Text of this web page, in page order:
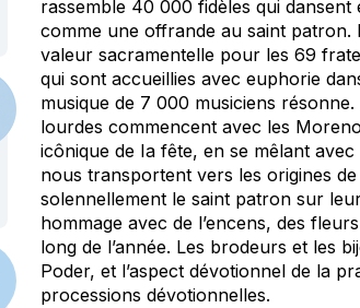
rassemble 40 000 fidèles qui dansent
comme une offrande au saint patron.
valeur sacramentelle pour les 69
qui sont accueillies avec euphorie
musique de 7 000 musiciens résonne.
lourdes commencent avec les
icônique de Ia fête, en se mêlant
nous transportent vers les origines
solennellement le saint patron sur
hommage avec de l’encens, des
long de l’année. Les brodeurs et les
Poder, et l’aspect dévotionnel de la
processions dévotionnelles.